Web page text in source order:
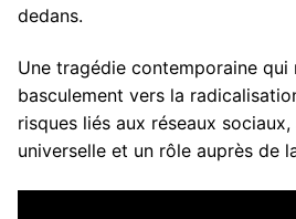
dedans.
Une tragédie contemporaine qui
basculement vers la
risques liés aux réseaux
universelle et un rôle auprès de